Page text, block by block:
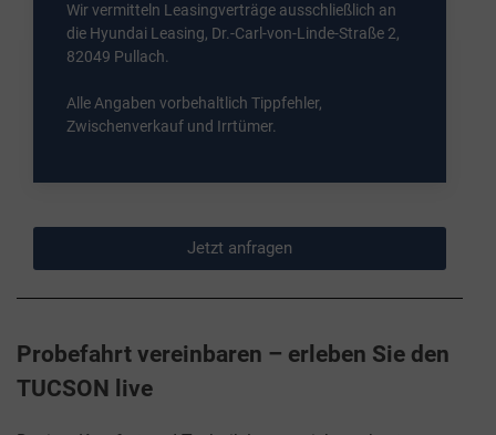
Wir vermitteln Leasingverträge ausschließlich an
die Hyundai Leasing, Dr.-Carl-von-Linde-Straße 2,
82049 Pullach.
Alle Angaben vorbehaltlich Tippfehler,
Zwischenverkauf und Irrtümer.
Jetzt anfragen
Probefahrt vereinbaren – erleben Sie den
TUCSON live